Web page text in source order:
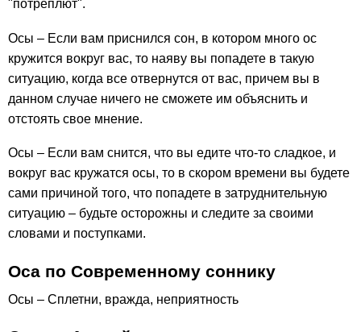
"потреплют".
Осы – Если вам приснился сон, в котором много ос
кружится вокруг вас, то наяву вы попадете в такую
ситуацию, когда все отвернутся от вас, причем вы в
данном случае ничего не сможете им объяснить и
отстоять свое мнение.
Осы – Если вам снится, что вы едите что-то сладкое, и
вокруг вас кружатся осы, то в скором времени вы будете
сами причиной того, что попадете в затруднительную
ситуацию – будьте осторожны и следите за своими
словами и поступками.
Оса по Современному соннику
Осы – Сплетни, вражда, неприятность